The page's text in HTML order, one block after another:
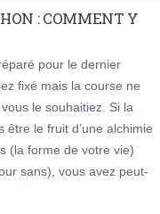
: COMMENT Y
pour le dernier
fixé mais la course ne
le souhaitiez. Si la
le fruit d’une alchimie
(la forme de votre vie)
sans), vous avez peut-